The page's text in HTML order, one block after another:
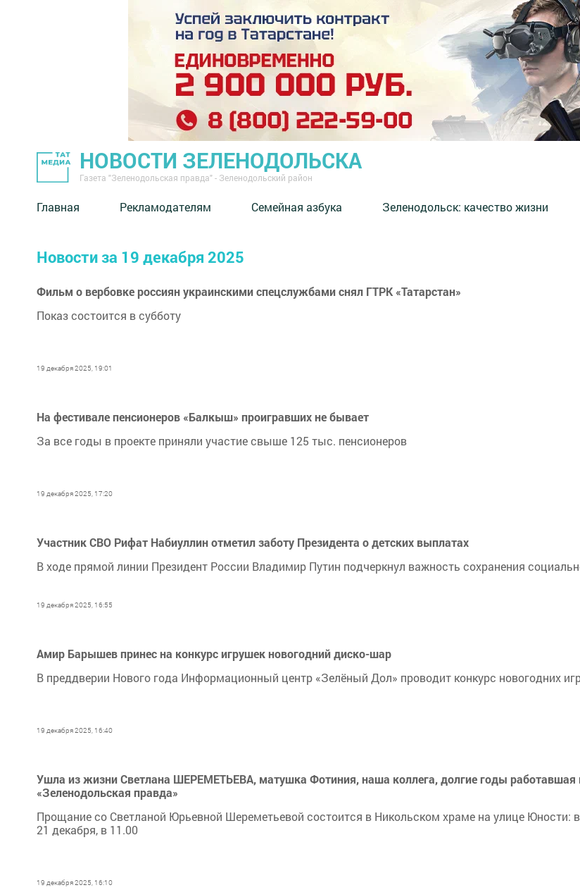
НОВОСТИ ЗЕЛЕНОДОЛЬСКА
Газета "Зеленодольская правда" - Зеленодольский район
Главная Рекламодателям Семейная азбука ⁠Зеленодольск: качество жизни
Новости за 19 декабря 2025
Фильм о вербовке россиян украинскими спецслужбами снял ГТРК «Татарстан»
Показ состоится в субботу
19 декабря 2025, 19:01
На фестивале пенсионеров «Балкыш» проигравших не бывает
За все годы в проекте приняли участие свыше 125 тыс. пенсионеров
19 декабря 2025, 17:20
Участник СВО Рифат Набиуллин отметил заботу Президента о детских выплатах
В ходе прямой линии Президент России Владимир Путин подчеркнул важность сохранения
19 декабря 2025, 16:55
Амир Барышев принес на конкурс игрушек новогодний диско-шар
В преддверии Нового года Информационный центр «Зелёный Дол» проводит конкурс новогодних
19 декабря 2025, 16:40
Ушла из жизни Светлана ШЕРЕМЕТЬЕВА, матушка Фотиния, наша коллега, долгие годы работавшая
«Зеленодольская правда»
Прощание со Светланой Юрьевной Шереметьевой состоится в Никольском храме на улице Юности: в
21 декабря, в 11.00
19 декабря 2025, 16:10